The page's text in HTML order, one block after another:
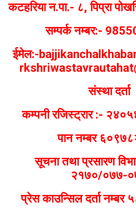
कटहरिया न.पा.- ८, पिप्रा
सम्पर्क नम्बर:-
ईमेल:-
संस्था दर्ता
कम्पनी रजिस्ट्रार :-
पान नम्बर
सूचना तथा प्रसारण
२१७०/०७७-
प्रेस काउन्सिल दर्ता